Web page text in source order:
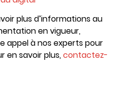
plus d’informations au
en vigueur,
appel à nos experts pour
en savoir plus,contactez-